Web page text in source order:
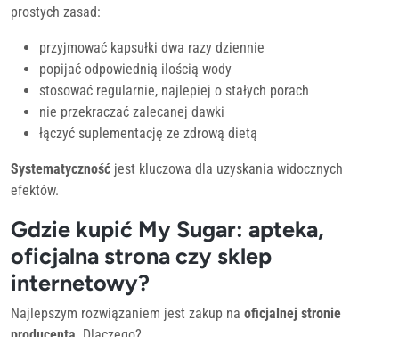
prostych zasad:
przyjmować kapsułki dwa razy dziennie
popijać odpowiednią ilością wody
stosować regularnie, najlepiej o stałych porach
nie przekraczać zalecanej dawki
łączyć suplementację ze zdrową dietą
Systematyczność jest kluczowa dla uzyskania widocznych
efektów.
Gdzie kupić My Sugar: apteka,
oficjalna strona czy sklep
internetowy?
Najlepszym rozwiązaniem jest zakup na oficjalnej stronie